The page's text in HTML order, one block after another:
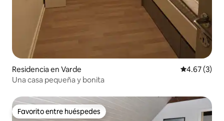
Residencia en Varde Calificación
4.67 (3)
Una casa pequeña y bonita
Favorito entre huéspedes
Favorito entre huéspedes